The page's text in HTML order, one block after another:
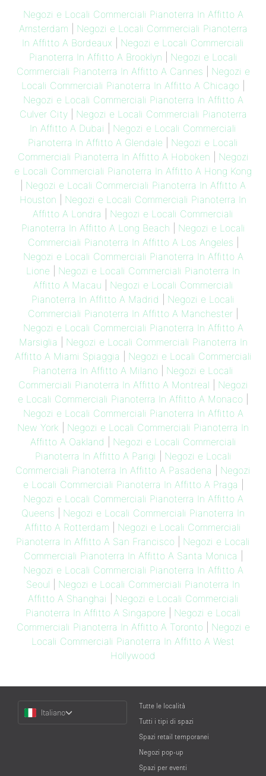
Negozi e Locali Commerciali Pianoterra In Affitto A
Amsterdam
Negozi e Locali Commerciali Pianoterra
In Affitto A Bordeaux
Negozi e Locali Commerciali
Pianoterra In Affitto A Brooklyn
Negozi e Locali
Commerciali Pianoterra In Affitto A Cannes
Negozi e
Locali Commerciali Pianoterra In Affitto A Chicago
Negozi e Locali Commerciali Pianoterra In Affitto A
Culver City| Negozi e Locali Commerciali Pianoterra
In Affitto A Dubai
Negozi e Locali Commerciali
Pianoterra In Affitto A Glendale
Negozi e Locali
Commerciali Pianoterra In Affitto A Hoboken
Negozi
e Locali Commerciali Pianoterra In Affitto A Hong Kong
Negozi e Locali Commerciali Pianoterra In Affitto A
Houston
Negozi e Locali Commerciali Pianoterra In
Affitto A Londra
Negozi e Locali Commerciali
Pianoterra In Affitto A Long Beach
Negozi e Locali
Commerciali Pianoterra In Affitto A Los Angeles
Negozi e Locali Commerciali Pianoterra In Affitto A
Lione
Negozi e Locali Commerciali Pianoterra In
Affitto A Macau
Negozi e Locali Commerciali
Pianoterra In Affitto A Madrid
Negozi e Locali
Commerciali Pianoterra In Affitto A Manchester
Negozi e Locali Commerciali Pianoterra In Affitto A
Marsiglia
Negozi e Locali Commerciali Pianoterra In
Affitto A Miami Spiaggia
Negozi e Locali Commerciali
Pianoterra In Affitto A Milano
Negozi e Locali
Commerciali Pianoterra In Affitto A Montreal
Negozi
e Locali Commerciali Pianoterra In Affitto A Monaco
Negozi e Locali Commerciali Pianoterra In Affitto A
New York
Negozi e Locali Commerciali Pianoterra In
Affitto A Oakland
Negozi e Locali Commerciali
Pianoterra In Affitto A Parigi
Negozi e Locali
Commerciali Pianoterra In Affitto A Pasadena
Negozi
e Locali Commerciali Pianoterra In Affitto A Praga
Negozi e Locali Commerciali Pianoterra In Affitto A
Queens
Negozi e Locali Commerciali Pianoterra In
Affitto A Rotterdam
Negozi e Locali Commerciali
Pianoterra In Affitto A San Francisco
Negozi e Locali
Commerciali Pianoterra In Affitto A Santa Monica
Negozi e Locali Commerciali Pianoterra In Affitto A
Seoul
Negozi e Locali Commerciali Pianoterra In
Affitto A Shanghai
Negozi e Locali Commerciali
Pianoterra In Affitto A Singapore
Negozi e Locali
Commerciali Pianoterra In Affitto A Toronto| Negozi e
Locali Commerciali Pianoterra In Affitto A West
Hollywood
Language
Italiano
Tutte le località
Tutti i tipi di spazi
Spazi retail temporanei
Negozi pop-up
Spazi per eventi